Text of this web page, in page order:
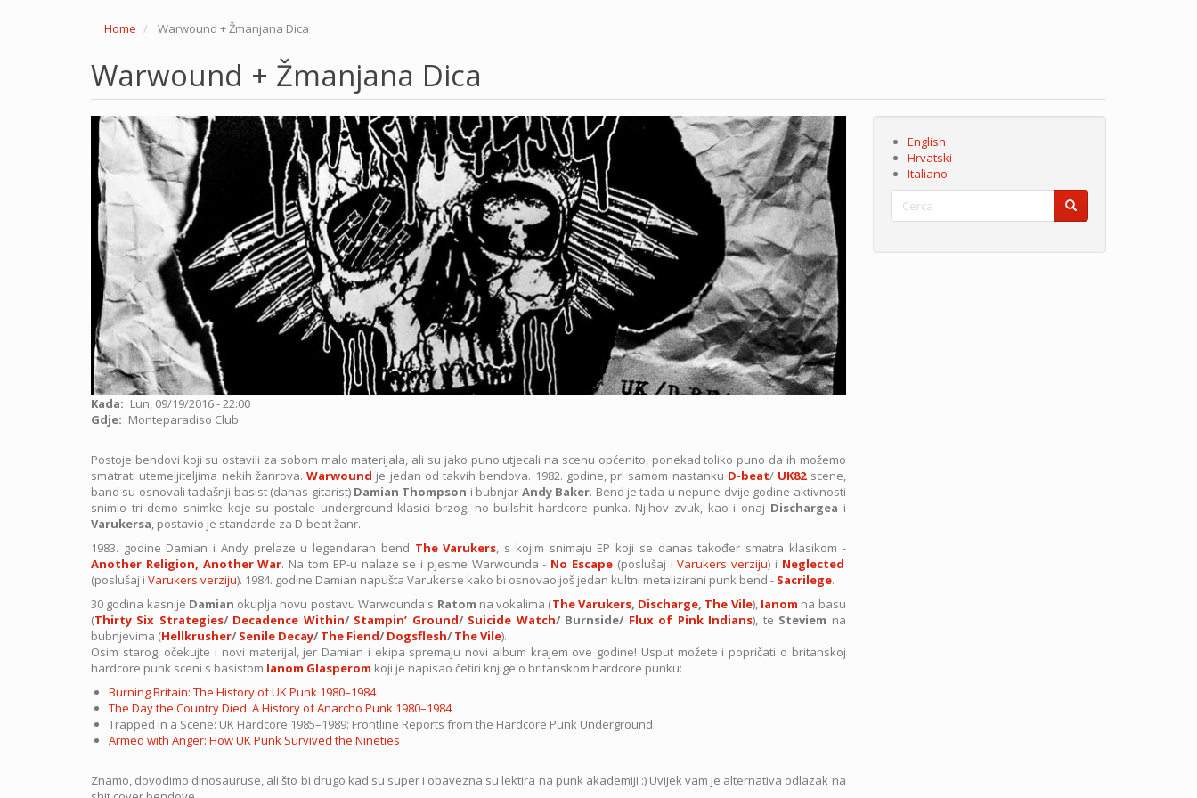
Home Warwound + Žmanjana Dica
Warwound + Žmanjana Dica
Kada
Lun, 09/19/2016 - 22:00
Gdje
Monteparadiso Club
Postoje bendovi koji su ostavili za sobom malo materijala, ali su jako puno utjecali na scenu općenito, ponekad toliko puno da ih možemo
smatrati utemeljiteljima nekih žanrova.Warwound je jedan od takvih bendova. 1982. godine, pri samom nastanku D-beat/ UK82scene,
band su osnovali tadašnji basist (danas gitarist) Damian Thompson i bubnjar Andy Baker. Bend je tada u nepune dvije godine aktivnosti
snimio tri demo snimke koje su postale underground klasici brzog, no bullshit hardcore punka. Njihov zvuk, kao i onaj Dischargea i
Varukersa, postavio je standarde za D-beat žanr.
1983. godine Damian i Andy prelaze u legendaran bend The Varukers, s kojim snimaju EP koji se danas također smatra klasikom -
Another Religion, Another War. Na tom EP-u nalaze se i pjesme Warwounda - No Escape (poslušaj iVarukers verziju) i Neglected
(poslušaj i Varukers verziju). 1984. godine Damian napušta Varukerse kako bi osnovao još jedan kultni metalizirani punk bend - Sacrilege.
30 godina kasnije Damian okuplja novu postavu Warwounda s Ratom na vokalima (The Varukers, Discharge, The Vile), Ianom na basu
(Thirty Six Strategies/ Decadence Within/Stampin’ Ground/ Suicide Watch/ Burnside/ Flux of Pink Indians), te Steviem na
bubnjevima (Hellkrusher/ Senile Decay/ The Fiend/ Dogsflesh/ The Vile).
Osim starog, očekujte i novi materijal, jer Damian i ekipa spremaju novi album krajem ove godine! Usput možete i popričati o britanskoj
hardcore punk sceni s basistom Ianom Glasperom koji je napisao četiri knjige o britanskom hardcore punku:
Burning Britain: The History of UK Punk 1980–1984
The Day the Country Died: A History of Anarcho Punk 1980–1984
Trapped in a Scene: UK Hardcore 1985–1989: Frontline Reports from the Hardcore Punk Underground
Armed with Anger: How UK Punk Survived the Nineties
Znamo, dovodimo dinosauruse, ali što bi drugo kad su super i obavezna su lektira na punk akademiji :) Uvijek vam je alternativa odlazak na
English
Hrvatski
Italiano
Cerca
Cerca Cerca